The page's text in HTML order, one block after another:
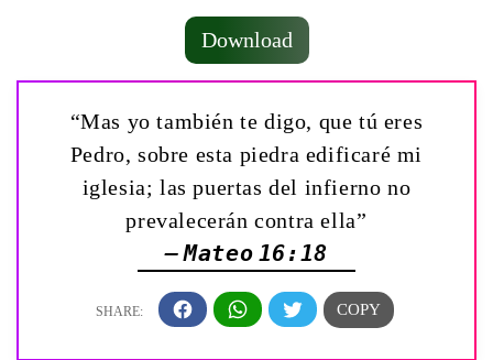
Download
“Mas yo también te digo, que tú eres
Pedro, sobre esta piedra edificaré mi
iglesia; las puertas del infierno no
prevalecerán contra ella”
— Mateo 16:18